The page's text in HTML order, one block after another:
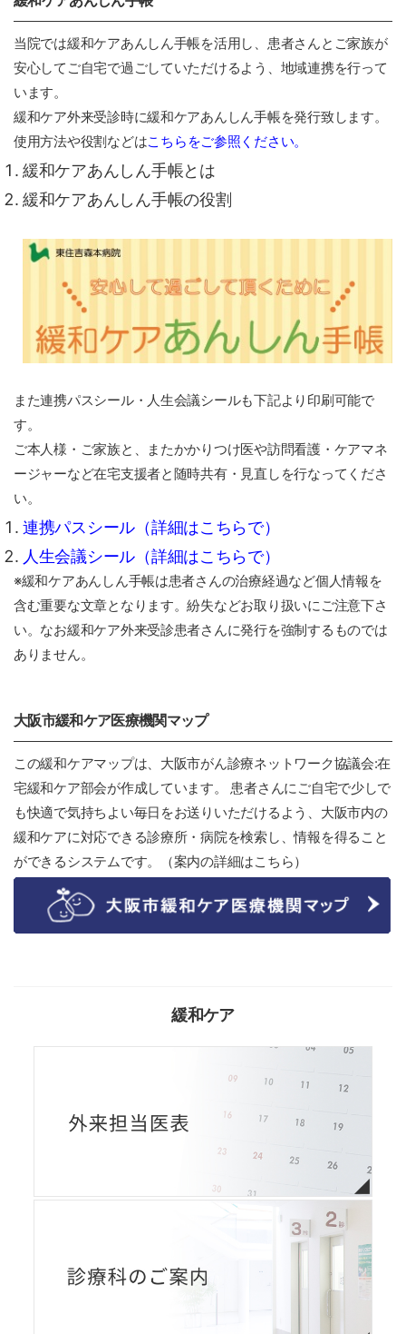
緩和ケア
当院では緩和ケアあんしん手帳を活用し、患者さんとご家族が
安心してご自宅で過ごしていただけるよう、地域連携を行って
います。
緩和ケア外来受診時に緩和ケアあんしん手帳を発行致します。
使用方法や役割などはこちらをご参照ください。
緩和ケアあんしん手帳とは
緩和ケアあんしん手帳の役割
また連携パスシール・人生会議シールも下記より印刷可能で
す。
ご本人様・ご家族と、またかかりつけ医や訪問看護・ケアマネ
ージャーなど在宅支援者と随時共有・見直しを行なってくださ
い。
連携パスシール（詳細はこちらで）
人生会議シール（詳細はこちらで）
※緩和ケアあんしん手帳は患者さんの治療経過など個人情報を
含む重要な文章となります。紛失などお取り扱いにご注意下さ
い。なお緩和ケア外来受診患者さんに発行を強制するものでは
ありません。
大阪市緩和ケア医療機関マップ
この緩和ケアマップは、大阪市がん診療ネットワーク協議会:在
宅緩和ケア部会が作成しています。 患者さんにご自宅で少しで
も快適で気持ちよい毎日をお送りいただけるよう、大阪市内の
緩和ケアに対応できる診療所・病院を検索し、情報を得ること
ができるシステムです。（案内の詳細はこちら）